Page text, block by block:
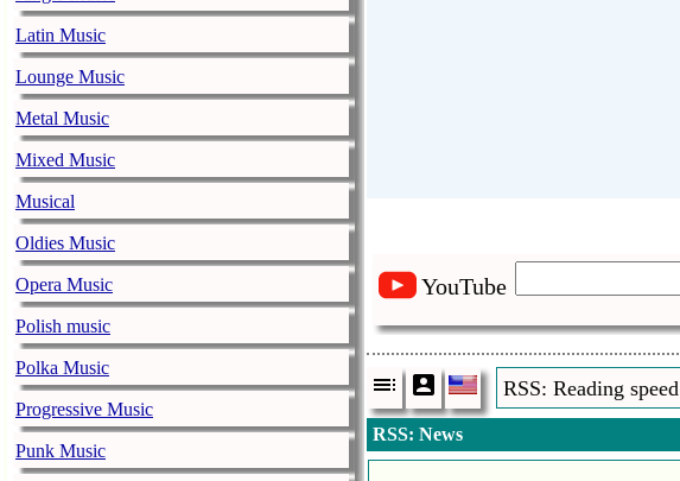
Latin Music
Lounge Music
Metal Music
Mixed Music
Musical
Oldies Music
Opera Music
Polish music
Polka Music
Progressive Music
Punk Music
YouTube
RSS: Reading speed
RSS: News